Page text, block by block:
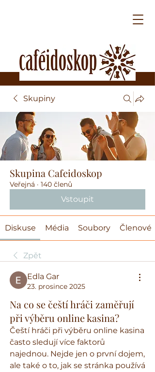
Skupiny
Skupina Cafeidoskop
Veřejná · 140 členů
Vstoupit
Diskuse Média Soubory Členové
Zpět
Edla Gar
23. prosince 2025
Na co se čeští hráči zaměřují
při výběru online kasina?
Čeští hráči při výběru online kasina
často sledují více faktorů
najednou. Nejde jen o první dojem,
ale také o to, jak se stránka používá